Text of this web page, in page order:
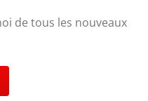
de tous les nouveaux